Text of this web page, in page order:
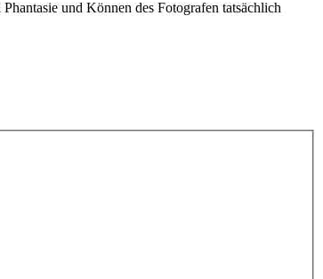
und Können des Fotografen tatsächlich